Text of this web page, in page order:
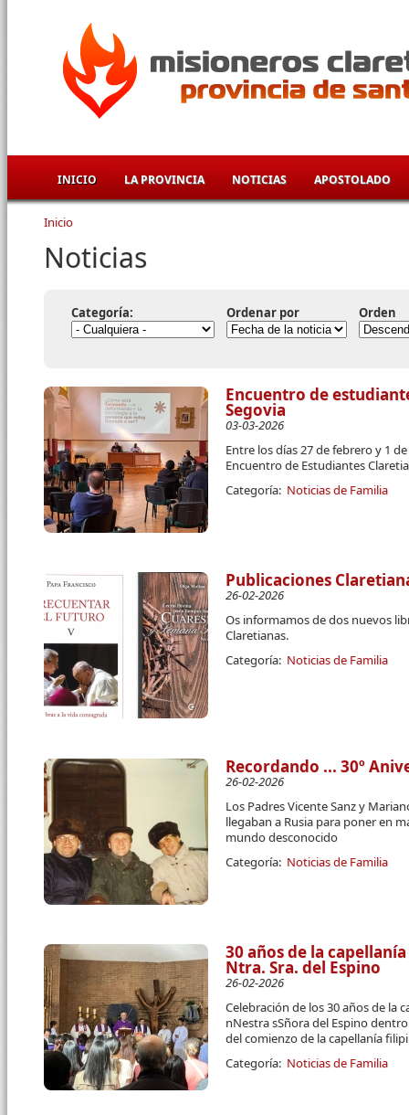
INICIO LA PROVINCIA NOTICIAS APOSTOLADO
Se encuentra usted aquí
Inicio
Noticias
Categoría: Ordenar por Orden
Encuentro de
Segovia
03-03-2026
Entre los días 27 de febrero y 1
Encuentro de Estudiantes
Categoría: Noticias de Familia
Publicaciones
26-02-2026
Os informamos de dos nuevos
Claretianas.
Categoría: Noticias de Familia
Recordando ... 30º
26-02-2026
Los Padres Vicente Sanz y
llegaban a Rusia para poner en
mundo desconocido
Categoría: Noticias de Familia
30 años de la
Ntra. Sra. del Espino
26-02-2026
Celebración de los 30 años de la
nNestra sSñora del Espino
del comienzo de la capellanía
Categoría: Noticias de Familia